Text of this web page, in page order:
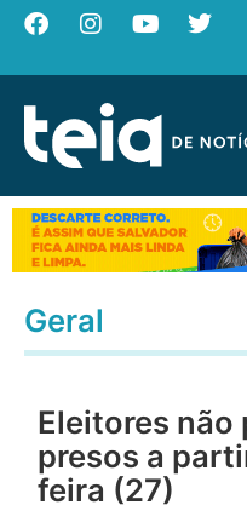
Geral
Eleitores não
presos a
feira (27)